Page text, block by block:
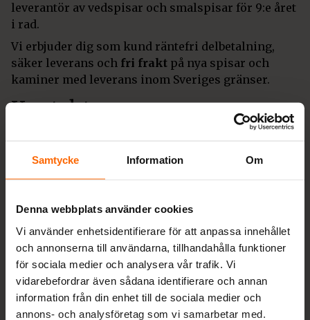
Samtycke Information Om
Denna webbplats använder cookies
Vi använder enhetsidentifierare för att anpassa innehållet
och annonserna till användarna, tillhandahålla funktioner
för sociala medier och analysera vår trafik. Vi
vidarebefordrar även sådana identifierare och annan
information från din enhet till de sociala medier och
annons- och analysföretag som vi samarbetar med.
leverantör av vedspisar och smalspisar för 9:e året
i rad.
Vi erbjuder dig som kund räntefri delbetalning,
säker leverans och fri frakt på nya spisar och
kaminer med leverans inom Sveriges gränser.
Kontakta oss
0430-690580
Värestorpsvägen 16, 312 95 Laholm
Org nr: 556963-7530
VIKTIGT! RING INNAN BESÖK I BUTIK!
Besök i butik sker endast efter överenskommelse
med kund. Ring oss så bokar vi en tid.